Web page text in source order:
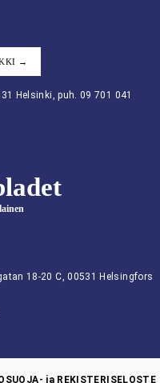
→
Helsinki, puh. 09 701 041
18-20 C, 00531 Helsingfors
ja REKISTERISELOSTE